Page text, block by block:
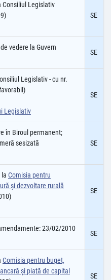
Consiliul Legislativ
SE
vedere la Guvern
SE
Legislativ - cu nr.
Legislativ
SE
în Biroul permanent;
sesizată
SE
Comisia pentru
şi dezvoltare rurală
SE
23/02/2010
SE
Comisia pentru buget,
şi piaţă de capital
SE